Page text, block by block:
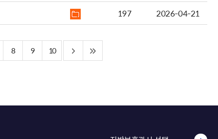
197
2026-04-21
8 9 10